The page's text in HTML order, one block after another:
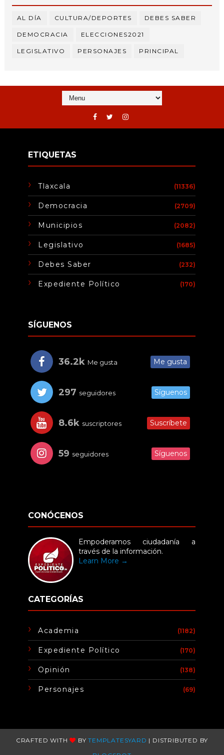
AL DÍA CULTURA/DEPORTES DEBES SABER
DEMOCRACIA ELECCIONES2021
LEGISLATIVO PERSONAJES PRINCIPAL
ETIQUETAS
Tlaxcala (11336)
Democracia (2709)
Municipios (2082)
Legislativo (1685)
Debes Saber (232)
Expediente Político (170)
SÍGUENOS
36.2k Me gusta Me gusta
297 seguidores Síguenos
8.6k suscriptores Suscríbete
59 seguidores Síguenos
CONÓCENOS
Empoderamos ciudadanía a
través de la información.
Learn More →
CATEGORÍAS
Academia (1182)
Expediente Político (170)
Opinión (138)
Personajes (69)
CRAFTED WITH BYTEMPLATESYARD | DISTRIBUTED BY